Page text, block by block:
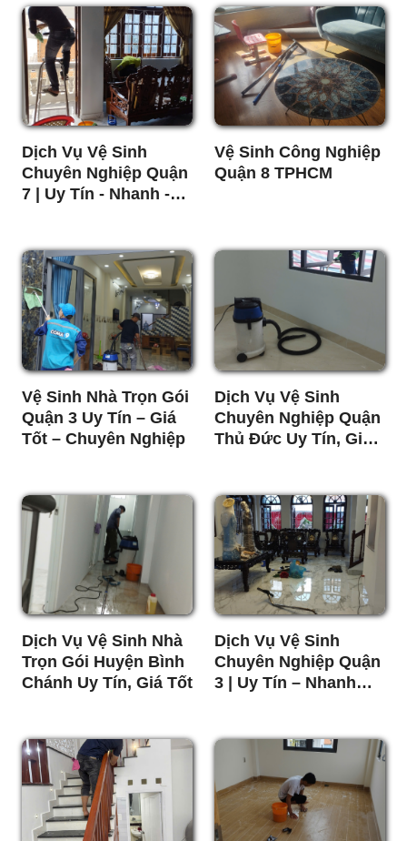
Dịch Vụ Vệ Sinh
Chuyên Nghiệp Quận
7 | Uy Tín - Nhanh -
Vệ Sinh Công Nghiệp
Quận 8 TPHCM
Vệ Sinh Nhà Trọn Gói
Quận 3 Uy Tín – Giá
Tốt – Chuyên Nghiệp
Dịch Vụ Vệ Sinh
Chuyên Nghiệp Quận
Thủ Đức Uy Tín, Giá
Dịch Vụ Vệ Sinh Nhà
Trọn Gói Huyện Bình
Chánh Uy Tín, Giá Tốt
Dịch Vụ Vệ Sinh
Chuyên Nghiệp Quận
3 | Uy Tín – Nhanh